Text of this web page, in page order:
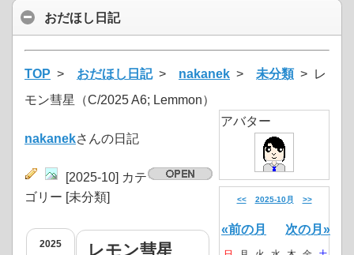
おだほし日記
TOP > おだほし日記> nakanek > 未分類> レ
モン彗星（C/2025 A6; Lemmon）
nakanekさんの日記
[2025-10] カテ
ゴリー [未分類]
2025
レモン彗星
アバター
<< 2025-10月 >>
«前の月 次の月»